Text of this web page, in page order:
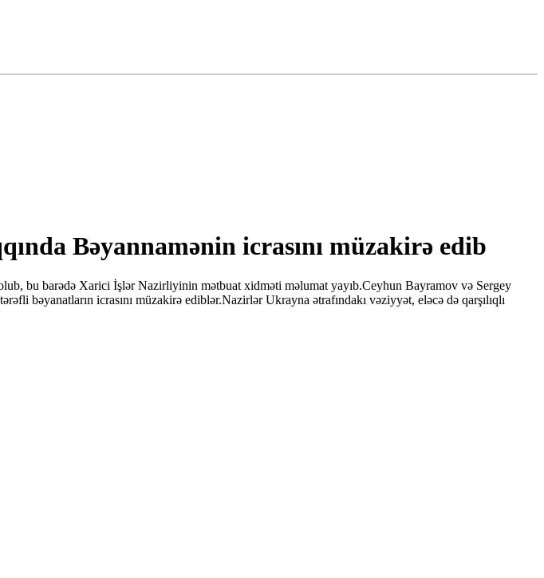
Bəyannamənin icrasını müzakirə edib
bu barədə Xarici İşlər Nazirliyinin mətbuat xidməti məlumat yayıb.Ceyhun Bayramov və Sergey
icrasını müzakirə ediblər.Nazirlər Ukrayna ətrafındakı vəziyyət, eləcə də qarşılıqlı